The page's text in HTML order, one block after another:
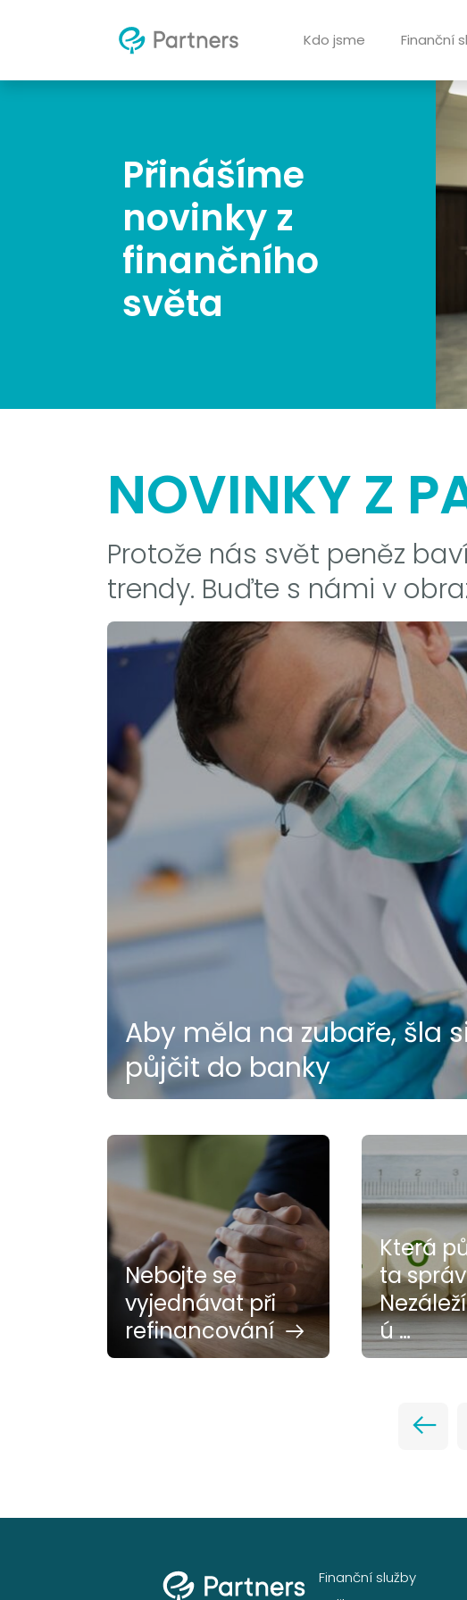
Kdo jsme Finanční
Přinášíme
novinky z
finančního
světa
NOVINKY Z
Protože nás svět peněz
trendy. Buďte s námi v
Aby měla na zubaře, šla
půjčit do banky
Nebojte se
vyjednávat při
refinancování
Která
ta
ú …
Finanční služby